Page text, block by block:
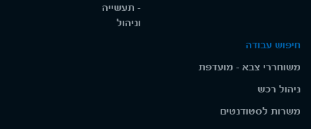
- תעשייה
וניהול
חיפוש עבודה
משוחררי צבא - מועדפת
ניהול רכש
משרות לסטודנטים